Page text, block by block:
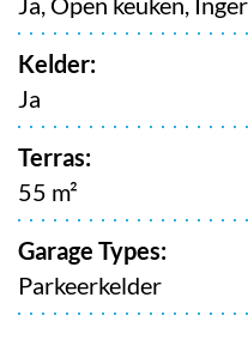
Kelder:
Ja
Terras:
55 m²
Garage Types:
Parkeerkelder